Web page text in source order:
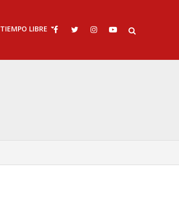
TIEMPO LIBRE